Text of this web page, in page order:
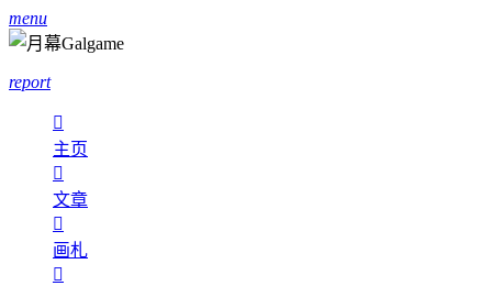
menu
report

主页

文章

画札
